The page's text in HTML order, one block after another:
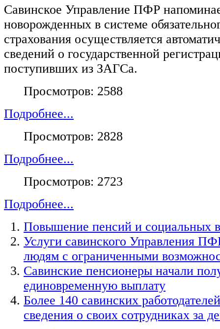
Савинское Управление ПФР
новорожденных в системе
страхования осуществляется
сведений о государственной
поступивших из ЗАГСа.
Просмотров: 2588
Подробнее...
Просмотров: 2828
Подробнее...
Просмотров: 2723
Подробнее...
Повышение пенсий и социальных
Услуги савинского Управления
людям с ограниченными
Савинские пенсионеры начали
единовременную выплату
Более 140 савинских
сведения о своих сотрудниках за